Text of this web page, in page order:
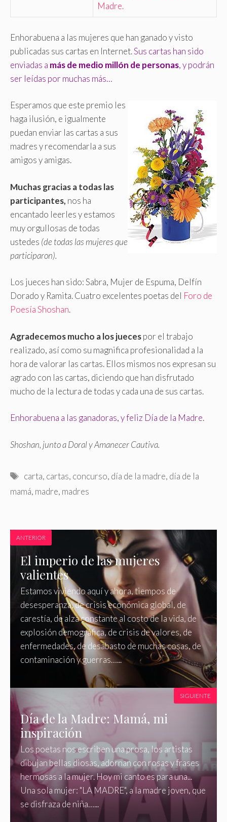
Madre.
Enhorabuena a las mujeres que han ganado y visto
publicadas sus cartas en Internet.Sus cartas han sido
enviadas a más de medio millón de personas, y podrán
ser leídas por muchas más…
Esperamos que este premio les
haga ilusión, e igualmente
puedan enviar las cartas a sus
madres y recomendarla a sus
amigos y amigas.
Muchas gracias a todas las
participantes, nos ha
encantado leerles y estamos
muy orgullosas de todas
ustedes (de todas las mujeres que
participaron).
Los jueces han sido: Sabra, Mujer de Espuma, Delfín
Dorado y Ramita. Cuatro excelentes poetas del Foro de
Poesía Shoshan.
Agradecemos mucho a los juecespor el trabajo
realizado, así como su magnifica profesionalidad a la
hora de valorar las cartas. Ellos mismos nos expresan su
agrado con las cartas, diciendo que han disfrutado
mucho de la lectura de todas y cada una de sus cartas.
Enhorabuena a las ganadoras, y feliz Día de la Madre.
Shoshan, junto a Doral y Amanecer Cautiva.
Etiquetas
carta, cartas, concurso, día de la madre, día de la
mamá, madre, madres
ANTERIOR
El imperio de las mujeres
valientes
Estamos viviendo aquí y ahora, tiempos de
desesperanza, de crisis económica global, de
carestía, de alza constante al costo de la vida, de
explosión demográfica, de crisis de valores, de
enfermedades, de desabasto de muchas cosas, de
contaminación y guerras…...
Día de la Madre: Mamá, mi
inspiración
Los poetas nos escriben una prosa, los artistas
dibujan bellas diosas, adornan con rosas y frases
hermosas a la mujer. Hoy mi canto es para una...
Una sola mujer: "LA MADRE", a la madre joven, que
se disfraza de niña…...
SIGUIENTE